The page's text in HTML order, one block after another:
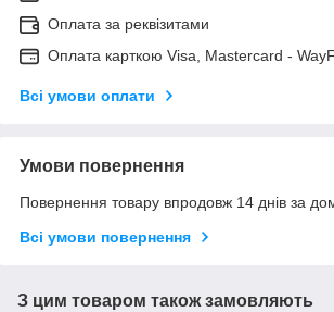
Оплата за реквізитами
Оплата карткою Visa, Mastercard -
Всі умови оплати
Умови повернення
Повернення товару впродовж 14 днів за
Всі умови повернення
З цим товаром також замовляють